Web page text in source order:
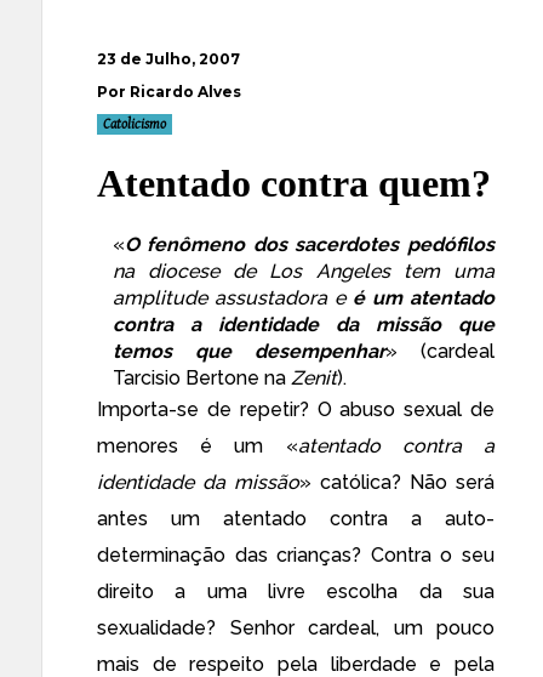
23 de Julho, 2007
Por Ricardo Alves
Catolicismo
Atentado contra quem?
«O fenômeno dos sacerdotes pedófilos
na diocese de Los Angeles tem uma
amplitude assustadora e é um atentado
contra a identidade da missão que
temos que desempenhar» (cardeal
Tarcisio Bertone na Zenit).
Importa-se de repetir? O abuso sexual de
menores é um «atentado contra a
identidade da missão» católica? Não será
antes um atentado contra a auto-
determinação das crianças? Contra o seu
direito a uma livre escolha da sua
sexualidade? Senhor cardeal, um pouco
mais de respeito pela liberdade e pela